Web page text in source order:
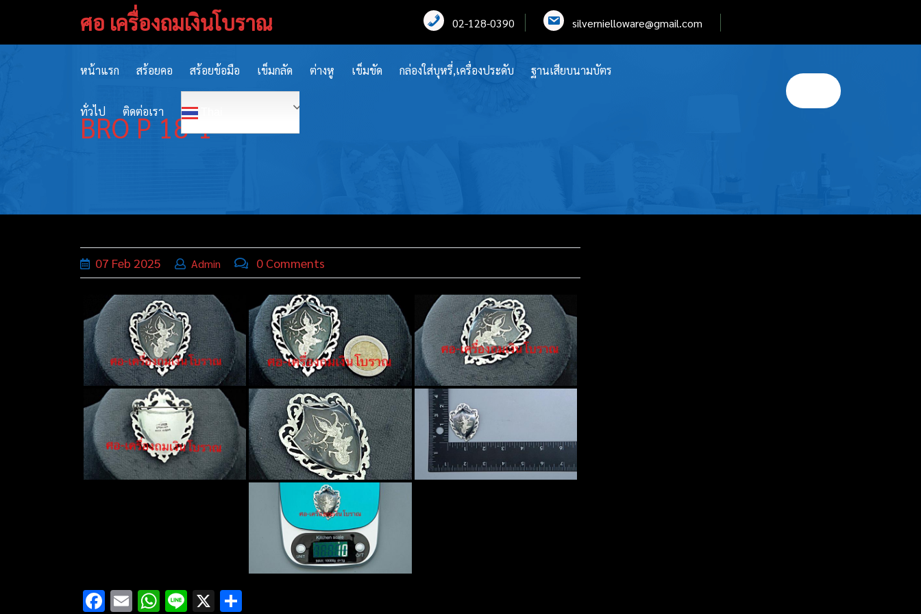
ศอ เครื่องถมเงินโบราณ 02-128-0390 silvernielloware@gmail.com
หน้าแรก สร้อยคอ สร้อยข้อมือ เข็มกลัด ต่างหู เข็มขัด กล่องใส่บุหรี่,เครื่องประดับ ฐานเสียบนามบัตร
ทั่วไป ติดต่อเรา
BRO P 18-1
07 Feb 2025 Admin 0 Comments
Facebook
EmailWhatsApp
Line
X